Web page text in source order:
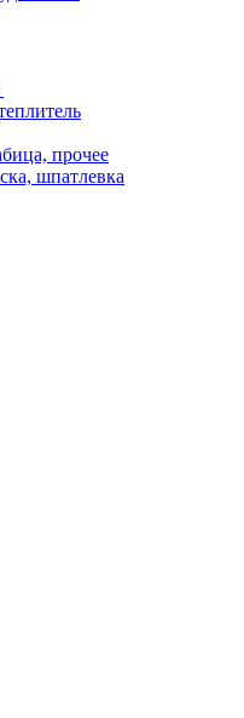
прочее
шпатлевка